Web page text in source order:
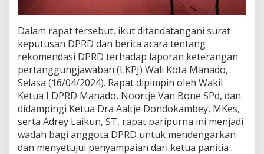
D
M
a
n
a
d
o
Dalam rapat tersebut, ikut ditandatangani surat
keputusan DPRD dan berita acara tentang
rekomendasi DPRD terhadap laporan keterangan
pertanggungjawaban (LKPJ) Wali Kota Manado,
Selasa (16/04/2024). Rapat dipimpin oleh Wakil
Ketua I DPRD Manado, Noortje Van Bone SPd, dan
didampingi Ketua Dra Aaltje Dondokambey, MKes,
serta Adrey Laikun, ST, rapat paripurna ini menjadi
wadah bagi anggota DPRD untuk mendengarkan
dan menyetujui penyampaian dari ketua panitia